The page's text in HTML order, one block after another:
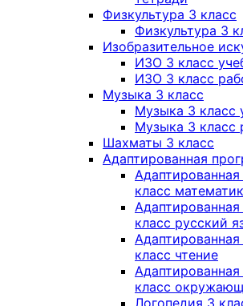
Физкультура 3 класс
Физкультура 3
Изобразительное
ИЗО 3 класс
ИЗО 3 класс
Музыка 3 класс
Музыка 3 класс
Музыка 3 класс
Шахматы 3 класс
Адаптированная
класс
класс русский
класс чтение
класс
Логопедия 3